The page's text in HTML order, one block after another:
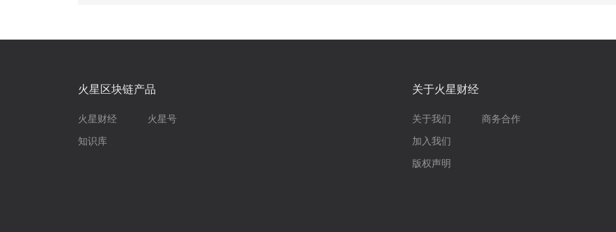
火星区块链产品
火星财经 火星号
知识库
关于火星财经
关于我们
加入我们
版权声明
商务合作